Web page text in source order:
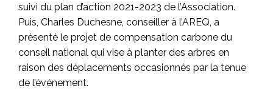
suivi du plan d’action 2021-2023 de l’Association.
Puis, Charles Duchesne, conseiller à l’AREQ, a
présenté le projet de compensation carbone du
conseil national qui vise à planter des arbres en
raison des déplacements occasionnés par la tenue
de l’événement.